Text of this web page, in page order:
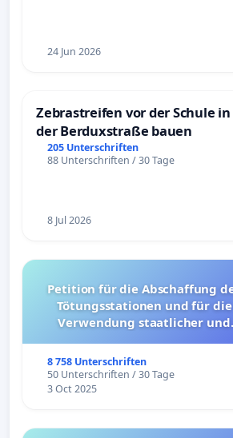
24 Jun 2026
Zebrastreifen vor der Schule in
der Berduxstraße bauen
205 Unterschriften
88 Unterschriften / 30 Tage
8 Jul 2026
Petition für die Abschaffung der
Tötungsstationen und für die
Verwendung staatlicher und
8 758 Unterschriften
50 Unterschriften / 30 Tage
3 Oct 2025